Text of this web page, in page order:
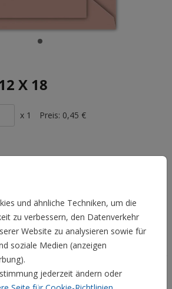
und ähnliche Techniken, um die
zu verbessern, den Datenverkehr
Website zu analysieren sowie für
soziale Medien (anzeigen
jederzeit ändern oder
X 18
x 1 Preis: 0,45 €
für 1